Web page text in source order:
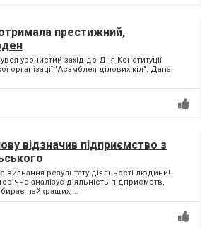
престижний,
урочистий захід до Дня Конституції
організації "Асамблея ділових кіл". Дана
відзначив підприємство з
визнання результату діяльності людини!
аналізує діяльність підприємств,
найкращих,...